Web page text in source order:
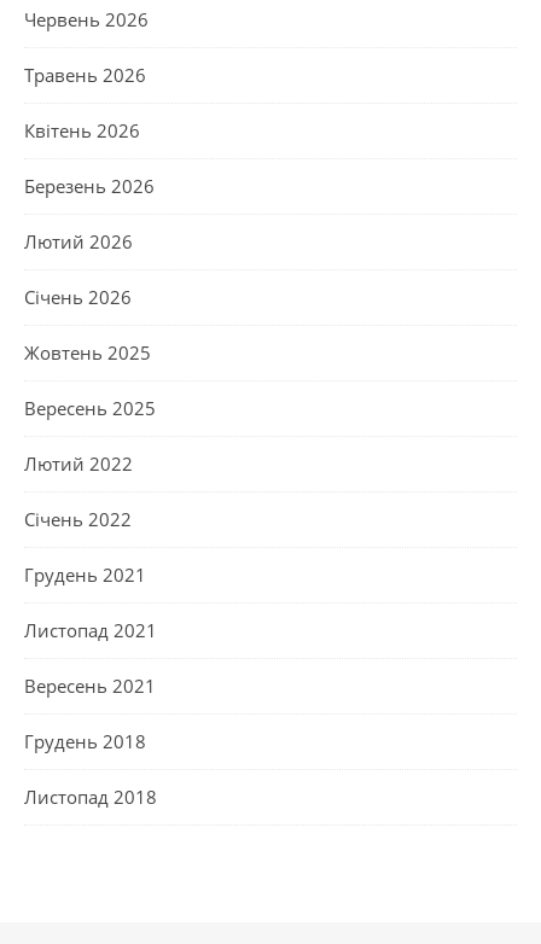
Червень 2026
Травень 2026
Квітень 2026
Березень 2026
Лютий 2026
Січень 2026
Жовтень 2025
Вересень 2025
Лютий 2022
Січень 2022
Грудень 2021
Листопад 2021
Вересень 2021
Грудень 2018
Листопад 2018